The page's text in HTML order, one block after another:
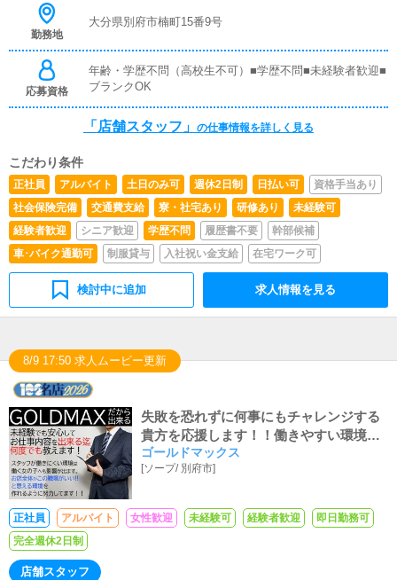
はボタンを押すだけや、ブログの更新時に簡単に文字が入
きます。■清掃・備品管理お客様やキャストの方に快適に
お過ごしいただくため、店内の清掃や備品の管理・補充を
行っていただきます。主な業務はホームページへの女の子
勤務地
大分県別府市楠町15番9号
応募資格
年齢・学歴不問（高校生不可）■学歴不問■未経験者歓迎■
ブランクOK
「店舗スタッフ」 の仕事情報を詳しく見る
こだわり条件
正社員 アルバイト 土日のみ可 週休2日制 日払い可
資格手当あり
社会保険完備
交通費支給 寮・社宅あり 研修あり
未経験可
経験者歓迎
シニア歓迎 学歴不問 履歴書不要
幹部候補
車･バイク通勤可
制服貸与 入社祝い金支給 在宅ワーク可
検討中に追加 求人情報を見る
8/9 17:50 求人ムービー更新
失敗を恐れずに何事にもチャレンジする
貴方を応援します！！働きやすい環境で
共に職場を作りましょう！！アルバイト
時給も『県内最高値1300円～可能！！』
しい先輩がご指導します♬
ゴールドマックス
[ソープ/ 別府市]
正社員 アルバイト 女性歓迎 未経験可 経験者歓迎
即日勤務可
完全週休2日制
店舗スタッフ